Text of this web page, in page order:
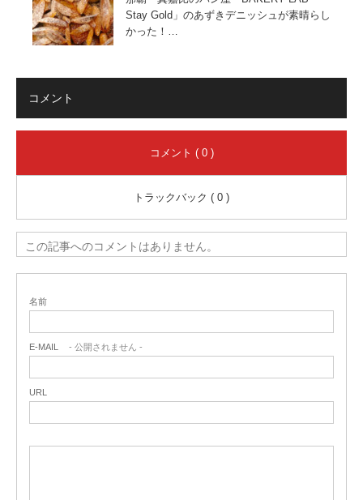
Stay Gold」のあずきデニッシュが素晴らし
かった！…
コメント
コメント ( 0 )
トラックバック ( 0 )
この記事へのコメントはありません。
名前
E-MAIL - 公開されません -
URL